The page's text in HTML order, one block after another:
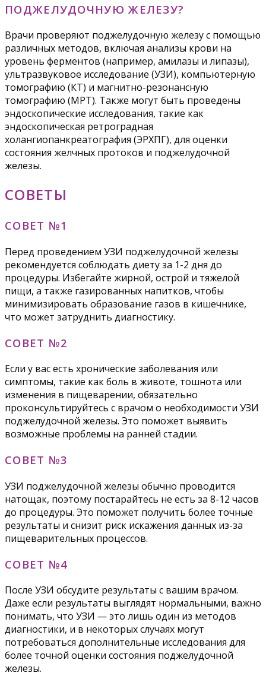
ПОДЖЕЛУДОЧНУЮ ЖЕЛЕЗУ?
Врачи проверяют поджелудочную железу с помощью
различных методов, включая анализы крови на
уровень ферментов (например, амилазы и липазы),
ультразвуковое исследование (УЗИ), компьютерную
томографию (КТ) и магнитно-резонансную
томографию (МРТ). Также могут быть проведены
эндоскопические исследования, такие как
эндоскопическая ретроградная
холангиопанкреатография (ЭРХПГ), для оценки
состояния желчных протоков и поджелудочной
железы.
СОВЕТЫ
СОВЕТ №1
Перед проведением УЗИ поджелудочной железы
рекомендуется соблюдать диету за 1-2 дня до
процедуры. Избегайте жирной, острой и тяжелой
пищи, а также газированных напитков, чтобы
минимизировать образование газов в кишечнике,
что может затруднить диагностику.
СОВЕТ №2
Если у вас есть хронические заболевания или
симптомы, такие как боль в животе, тошнота или
изменения в пищеварении, обязательно
проконсультируйтесь с врачом о необходимости УЗИ
поджелудочной железы. Это поможет выявить
возможные проблемы на ранней стадии.
СОВЕТ №3
УЗИ поджелудочной железы обычно проводится
натощак, поэтому постарайтесь не есть за 8-12 часов
до процедуры. Это поможет получить более точные
результаты и снизит риск искажения данных из-за
пищеварительных процессов.
СОВЕТ №4
После УЗИ обсудите результаты с вашим врачом.
Даже если результаты выглядят нормальными, важно
понимать, что УЗИ — это лишь один из методов
диагностики, и в некоторых случаях могут
потребоваться дополнительные исследования для
более точной оценки состояния поджелудочной
железы.